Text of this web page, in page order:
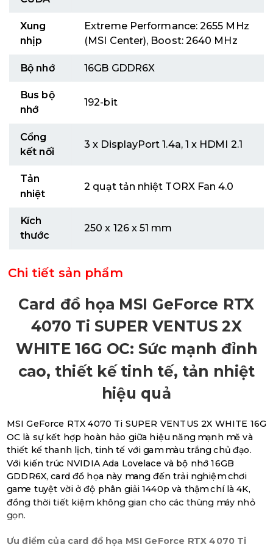
Xung
nhịp
Extreme Performance: 2655 MHz
(MSI Center), Boost: 2640 MHz
Bộ nhớ 16GB GDDR6X
Bus bộ
nhớ
192-bit
Cổng
kết nối
3 x DisplayPort 1.4a, 1 x HDMI 2.1
Tản
nhiệt
2 quạt tản nhiệt TORX Fan 4.0
Kích
thước
250 x 126 x 51 mm
Chi tiết sản phẩm
Card đồ họa MSI GeForce RTX
4070 Ti SUPER VENTUS 2X
WHITE 16G OC: Sức mạnh đỉnh
cao, thiết kế tinh tế, tản nhiệt
hiệu quả
MSI GeForce RTX 4070 Ti SUPER VENTUS 2X WHITE 16G
OC là sự kết hợp hoàn hảo giữa hiệu năng mạnh mẽ và
thiết kế thanh lịch, tinh tế với gam màu trắng chủ đạo.
Với kiến trúc NVIDIA Ada Lovelace và bộ nhớ 16GB
GDDR6X, card đồ họa này mang đến trải nghiệm chơi
game tuyệt vời ở độ phân giải 1440p và thậm chí là 4K,
đồng thời tiết kiệm không gian cho các thùng máy nhỏ
gọn.
Ưu điểm của card đồ họa MSI GeForce RTX 4070 Ti